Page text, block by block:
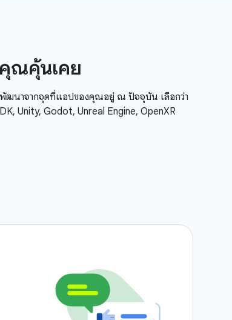
ณคุ้นเคย
ฒนาจากจุดที่แอปของคุณอยู่ ณ ปัจจุบัน เลือกว่า
Unity, Godot, Unreal Engine, OpenXR